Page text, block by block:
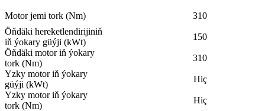
Motor jemi tork (Nm)
310
Öňdäki hereketlendirijiniň
iň ýokary güýji (kWt)
150
Öňdäki motor iň ýokary
tork (Nm)
310
Yzky motor iň ýokary
güýji (kWt)
Hiç
Yzky motor iň ýokary
tork (Nm)
Hiç